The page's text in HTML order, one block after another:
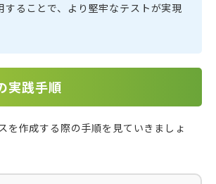
することで、より堅牢なテストが実現
実践手順
を作成する際の手順を見ていきましょ